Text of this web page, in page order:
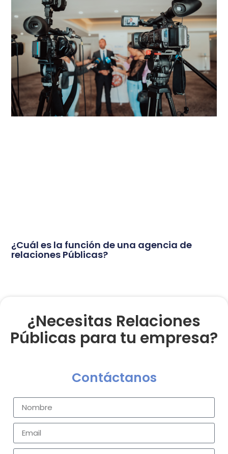
¿Cuál es la función de una agencia de
relaciones Públicas?
¿Necesitas Relaciones
Públicas para tu empresa?
Contáctanos